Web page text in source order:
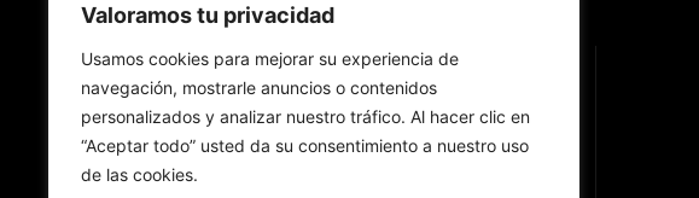
Valoramos tu privacidad
Usamos cookies para mejorar su experiencia de
navegación, mostrarle anuncios o contenidos
personalizados y analizar nuestro tráfico. Al hacer clic en
“Aceptar todo” usted da su consentimiento a nuestro uso
de las cookies.
Redes Cristianas
Una mirada alternativa sobre la Iglesia católica y la
- Colectivos de Redes Cristianas